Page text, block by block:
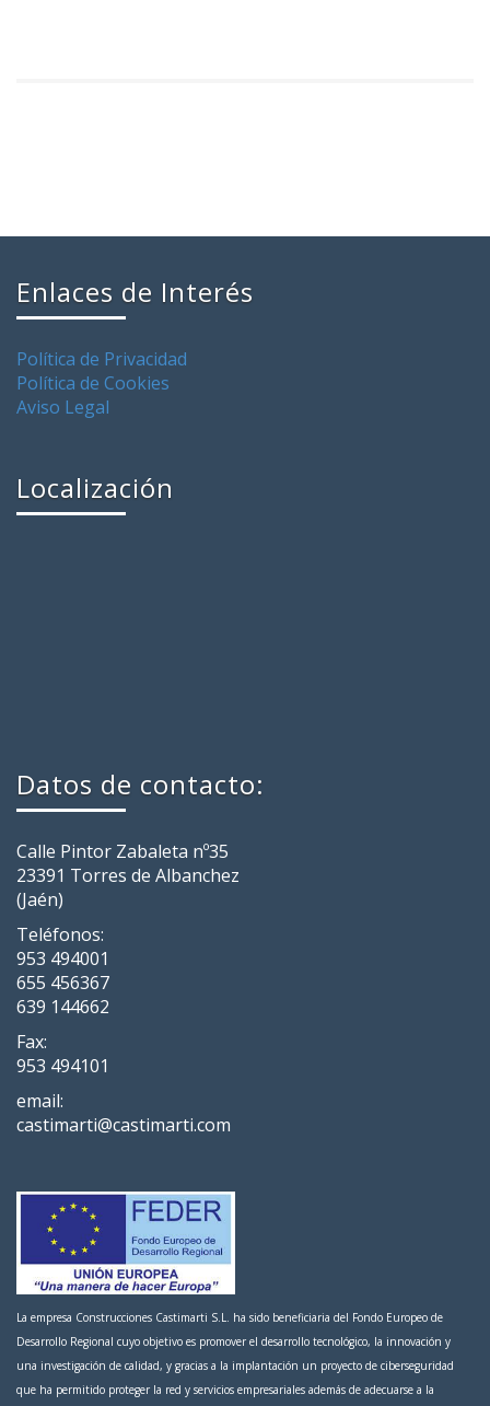
Enlaces de Interés
Política de Privacidad
Política de Cookies
Aviso Legal
Localización
Datos de contacto:
Calle Pintor Zabaleta nº35
23391 Torres de Albanchez
(Jaén)
Teléfonos:
953 494001
655 456367
639 144662
Fax:
953 494101
email:
castimarti@castimarti.com
La empresa Construcciones Castimarti S.L. ha sido beneficiaria del Fondo Europeo de
Desarrollo Regional cuyo objetivo es promover el desarrollo tecnológico, la innovación y
una investigación de calidad, y gracias a la implantación un proyecto de ciberseguridad
que ha permitido proteger la red y servicios empresariales además de adecuarse a la